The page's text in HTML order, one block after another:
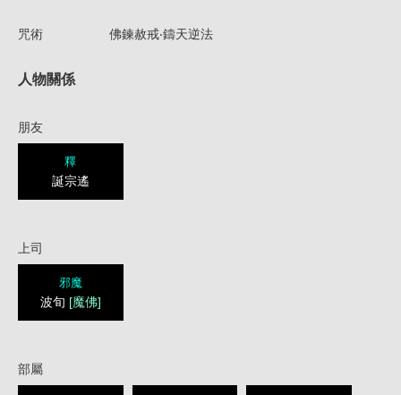
咒術 佛鍊赦戒‧鑄天逆法
人物關係
朋友
釋
誕宗遙
上司
邪魔
波旬 [魔佛]
部屬